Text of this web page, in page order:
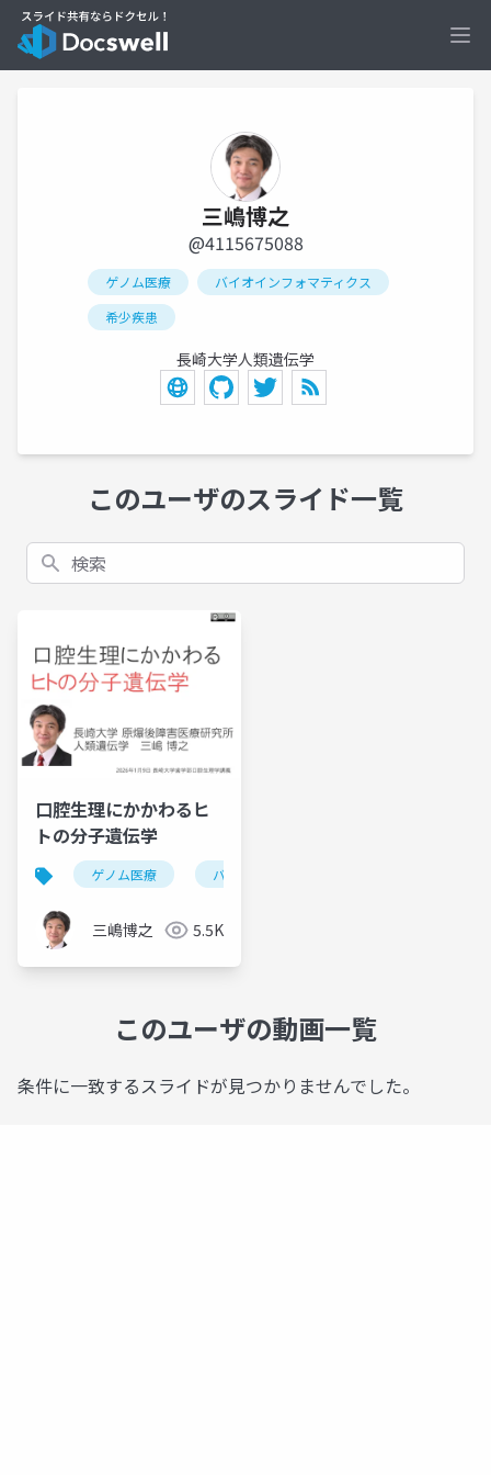
三嶋博之
@4115675088
ゲノム医療
バイオインフォマティクス
希少疾患
長崎大学人類遺伝学
このユーザのスライド一覧
検索
口腔生理にかかわるヒ
トの分子遺伝学
ゲノム医療 バイオインフォマティクス
三嶋博之 5.5K
このユーザの動画一覧
条件に一致するスライドが見つかりませんでした。